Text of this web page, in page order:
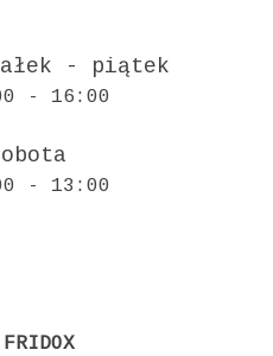
- piątek
- 16:00
- 13:00
FRIDOX